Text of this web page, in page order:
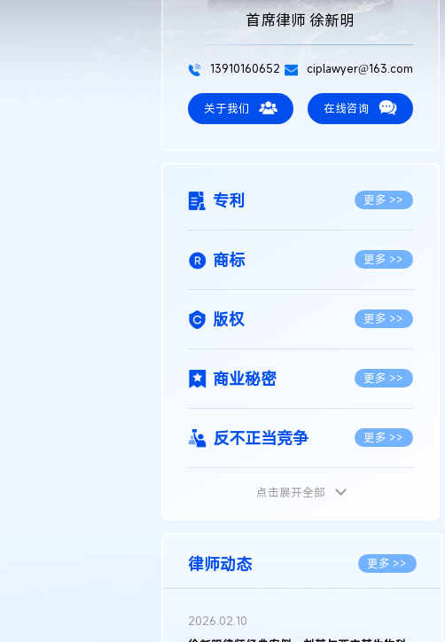
首席律师 徐新明
13910160652 ciplawyer@163.com
关于我们 在线咨询
专利 更多 >>
商标 更多 >>
版权 更多 >>
商业秘密 更多 >>
反不正当竞争 更多 >>
植物新品种
地理标志 更多 >>
集成电路布图设计
点击展开全部
律师动态 更多 >>
2026.02.10